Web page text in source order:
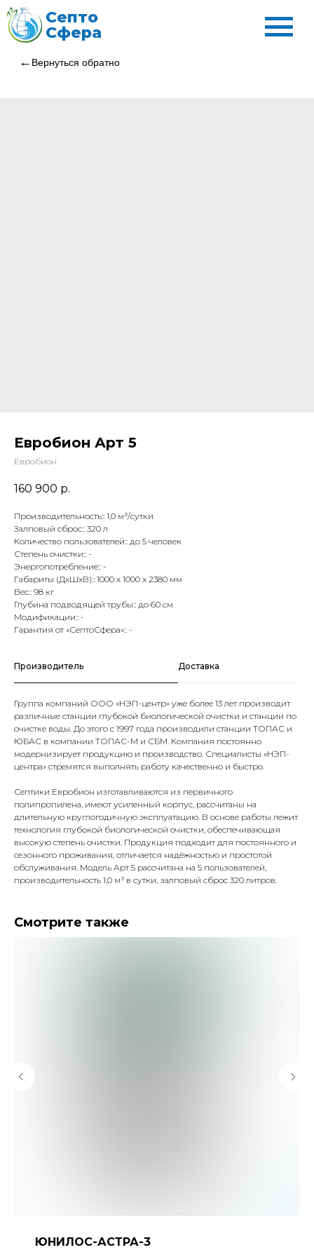
Септо
Сфера
Вернуться обратно
Евробион Арт 5
Евробион
160 900 р.
Производительность:: 1,0 м³/сутки
Залповый сброс:: 320 л
Количество пользователей:: до 5 человек
Степень очистки:: -
Энергопотребление:: -
Габариты (ДхШхВ):: 1000 x 1000 x 2380 мм
Вес:: 98 кг
Глубина подводящей трубы:: до 60 см
Модификации:: -
Гарантия от «СептоСфера»:: -
Производитель Доставка
Группа компаний ООО «НЭП-центр» уже более 13 лет производит
различные станции глубокой биологической очистки и станции по
очистке воды. До этого с 1997 года производили станции ТОПАС и
ЮБАС в компании ТОПАС-М и СБМ. Компания постоянно
модернизирует продукцию и производство. Специалисты «НЭП-
центра» стремятся выполнять работу качественно и быстро.
Септики Евробион изготавливаются из первичного
полипропилена, имеют усиленный корпус, рассчитаны на
длительную круглогодичную эксплуатацию. В основе работы лежит
технология глубокой биологической очистки, обеспечивающая
высокую степень очистки. Продукция подходит для постоянного и
сезонного проживания, отличается надёжностью и простотой
обслуживания. Модель Арт 5 рассчитана на 5 пользователей,
производительность 1,0 м³ в сутки, залповый сброс 320 литров.
Смотрите также
ЮНИЛОС-АСТРА-3